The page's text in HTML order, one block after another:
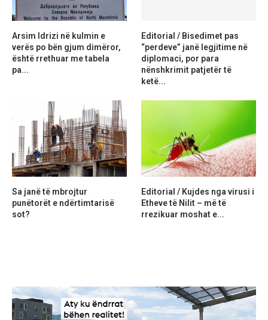
Arsim Idrizi në kulmin e
verës po bën gjum dimëror,
është rrethuar me tabela
pa...
Editorial / Bisedimet pas
“perdeve” janë legjitime në
diplomaci, por para
nënshkrimit patjetër të
ketë...
Sa janë të mbrojtur
punëtorët e ndërtimtarisë
sot?
Editorial / Kujdes nga virusi i
Etheve të Nilit – më të
rrezikuar moshat e...